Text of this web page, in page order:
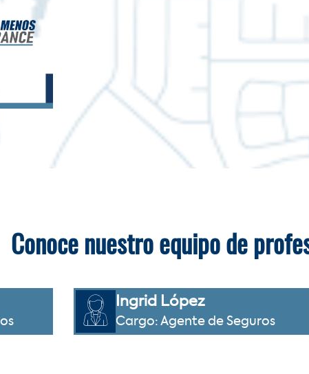
Conoce nuestro equipo de
Ingrid López
Cargo: Agente de Seguros